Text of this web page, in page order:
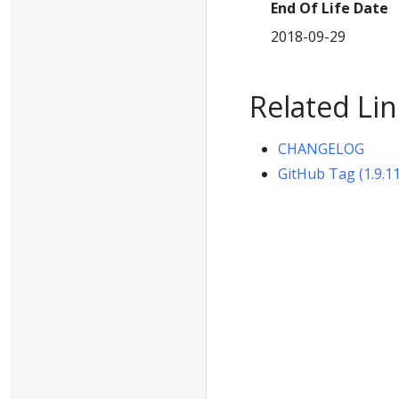
End Of Life Date
2018-09-29
Related
CHANGELOG
GitHub Tag